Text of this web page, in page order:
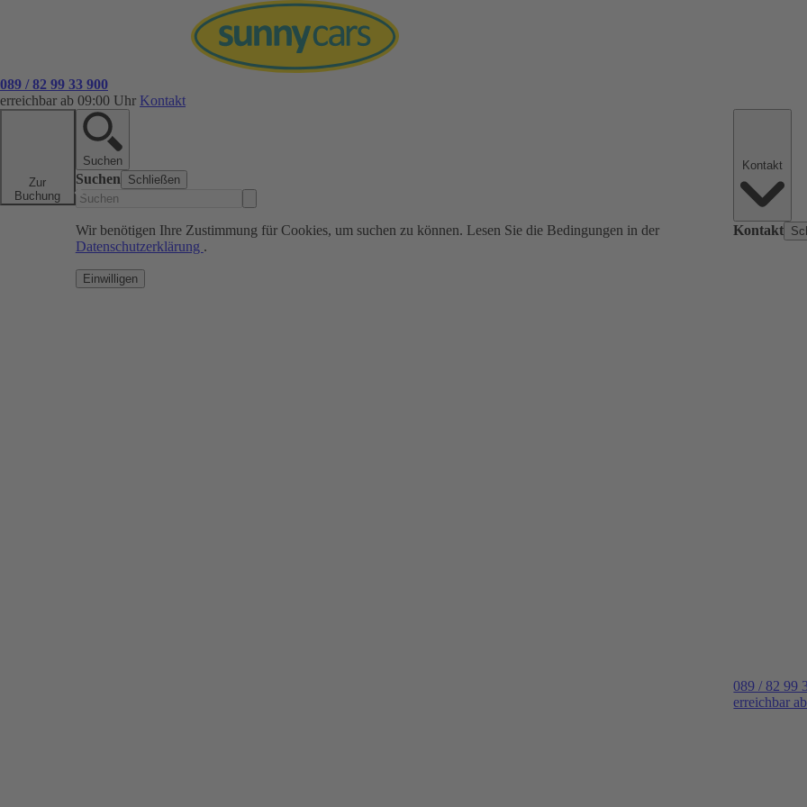
089 / 82 99 33 900
erreichbar ab 09:00 Uhr Kontakt
Zur
Buchung
Suchen
Suchen Schließen
Wir benötigen Ihre Zustimmung für Cookies, um suchen zu können. Lesen Sie die Bedingungen in der
Datenschutzerklärung .
Einwilligen
Kontakt
089 / 82 99
erreichbar